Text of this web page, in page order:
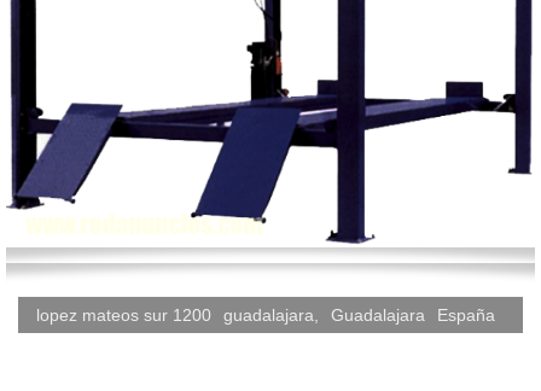
lopez mateos sur 1200 guadalajara Guadalajara España